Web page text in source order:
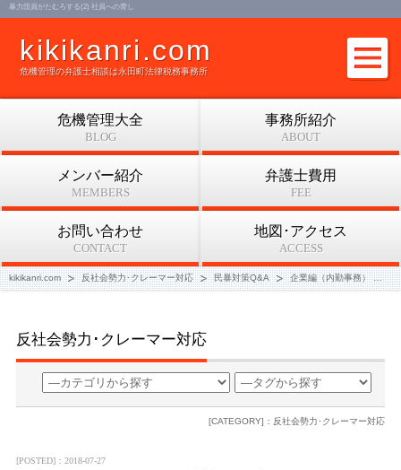
kikikanri.com
危機管理の弁護士相談は永田町法律税務事務所
暴力団員がたむろする(2) 社員への脅し
危機管理大全
BLOG
事務所紹介
ABOUT
メンバー紹介
MEMBERS
弁護士費用
FEE
お問い合わせ
CONTACT
地図･アクセス
ACCESS
kikikanri.com 反社会勢力･クレーマー対応 民暴対策Q&A 企業編（内勤事務）
反社会勢力･クレーマー対応
[CATEGORY]：反社会勢力･クレーマー対応
[POSTED]：2018-07-27